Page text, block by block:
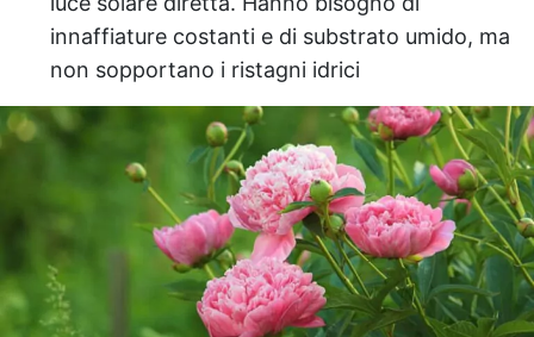
innaffiature costanti e di substrato umido, ma
non sopportano i ristagni idrici